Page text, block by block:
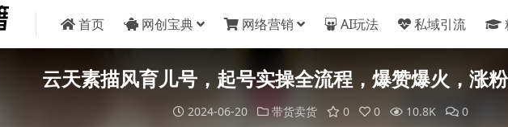
首页 网创宝典 网络营销 AI玩法 私域引流
云天素描风育儿号，起号实操全流程，爆赞爆火，涨
2024-06-20 带货卖货 0 0 10.8K 0